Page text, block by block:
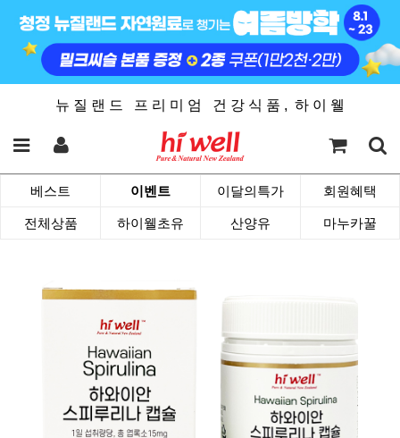
뉴 질 랜 드 프 리 미 엄 건 강 식 품 , 하 이 웰
베스트 이벤트 이달의특가 회원혜택
전체상품 하이웰초유 산양유 마누카꿀